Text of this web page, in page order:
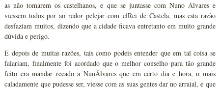
as não tomarem os castelhanos, e que se juntasse com Nuno Álvares e
viessem todos por ao redor pelejar com elRei de Castela, mas esta razão
desfaziam muitos, dizendo que a cidade ficava entretanto em muito grande
dúvida e perigo.
E depois de muitas razões, tais como podeis entender que em tal coisa se
falariam, finalmente foi acordado que o melhor conselho para tão grande
feito era mandar recado a NunÁlvares que em certo dia e hora, o mais
caladamente que pudesse ser, viesse com as suas gentes dar no arraial, e que